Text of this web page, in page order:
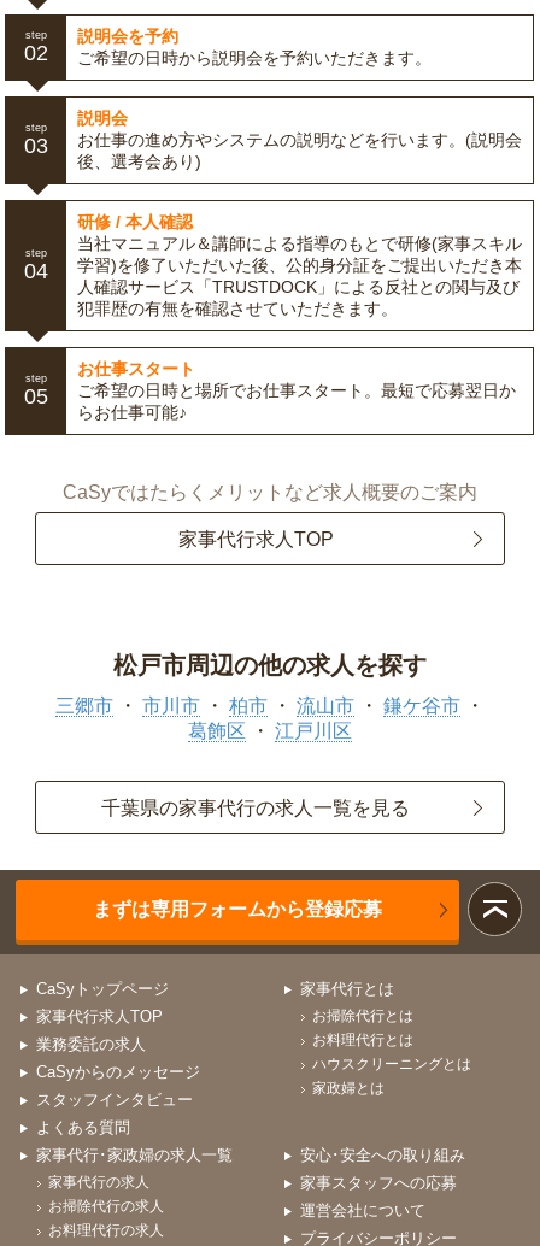
step
02
説明会を予約
ご希望の日時から説明会を予約いただきます。
step
03
説明会
お仕事の進め方やシステムの説明などを行います。(説明会
後、選考会あり)
step
04
研修 / 本人確認
当社マニュアル＆講師による指導のもとで研修(家事スキル
学習)を修了いただいた後、公的身分証をご提出いただき本
人確認サービス「TRUSTDOCK」による反社との関与及び
犯罪歴の有無を確認させていただきます。
step
05
お仕事スタート
ご希望の日時と場所でお仕事スタート。最短で応募翌日か
らお仕事可能♪
CaSyではたらくメリットなど求人概要のご案内
家事代行求人TOP
松戸市周辺の他の求人を探す
三郷市 市川市 柏市 流山市
鎌ケ谷市
葛飾区
江戸川区
千葉県の家事代行の求人一覧を見る
まずは専用フォームから登録応募
CaSyトップページ
家事代行求人TOP
業務委託の求人
CaSyからのメッセージ
スタッフインタビュー
よくある質問
家事代行とは
お掃除代行とは
お料理代行とは
ハウスクリーニングとは
家政婦とは
家事代行･家政婦の求人一覧
家事代行の求人
お掃除代行の求人
お料理代行の求人
安心･安全への取り組み
家事スタッフへの応募
運営会社について
プライバシーポリシー